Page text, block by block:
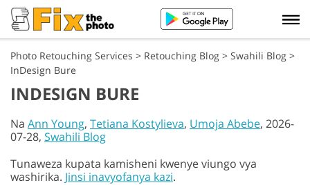
Photo Retouching Services > Retouching Blog > Swahili Blog >
InDesign Bure
INDESIGN BURE
Na Ann Young, Tetiana Kostylieva, Umoja Abebe, 2026-
07-28, Swahili Blog
Tunaweza kupata kamisheni kwenye viungo vya
washirika. Jinsi inavyofanya kazi.